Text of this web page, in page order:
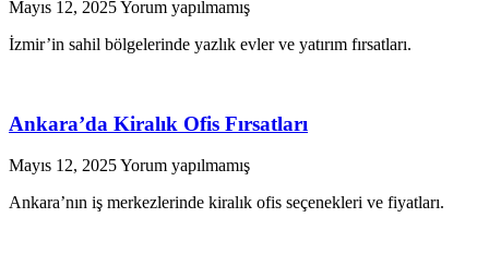
Mayıs 12, 2025Yorum yapılmamış
İzmir’in sahil bölgelerinde yazlık evler ve yatırım fırsatları.
Ankara’da Kiralık Ofis Fırsatları
Mayıs 12, 2025Yorum yapılmamış
Ankara’nın iş merkezlerinde kiralık ofis seçenekleri ve fiyatları.